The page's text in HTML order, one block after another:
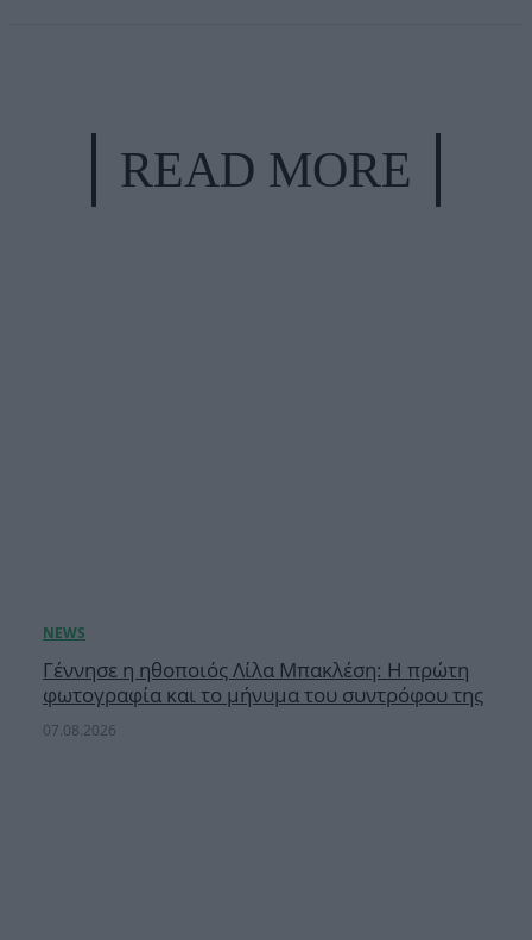
READ MORE
Γέννησε η ηθοποιός Λίλα Μπακλέση: Η πρώτη
φωτογραφία και το μήνυμα του συντρόφου της
07.08.2026